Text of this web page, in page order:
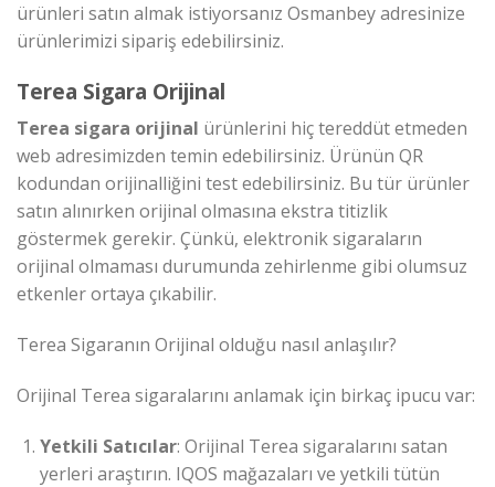
ürünleri satın almak istiyorsanız Osmanbey adresinize
ürünlerimizi sipariş edebilirsiniz.
Terea Sigara Orijinal
Terea sigara orijinal ürünlerini hiç tereddüt etmeden
web adresimizden temin edebilirsiniz. Ürünün QR
kodundan orijinalliğini test edebilirsiniz. Bu tür ürünler
satın alınırken orijinal olmasına ekstra titizlik
göstermek gerekir. Çünkü, elektronik sigaraların
orijinal olmaması durumunda zehirlenme gibi olumsuz
etkenler ortaya çıkabilir.
Terea Sigaranın Orijinal olduğu nasıl anlaşılır?
Orijinal Terea sigaralarını anlamak için birkaç ipucu var:
Yetkili Satıcılar: Orijinal Terea sigaralarını satan
yerleri araştırın. IQOS mağazaları ve yetkili tütün